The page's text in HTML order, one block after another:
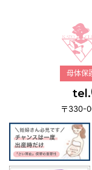
母体保
tel.
〒330-